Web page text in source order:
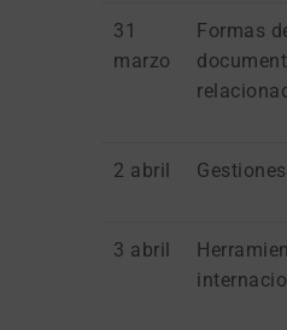
31
marzo
Formas
2 abril
3 abril